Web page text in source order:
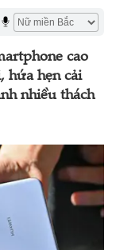
cao
hứa hẹn cải
nhiều thách